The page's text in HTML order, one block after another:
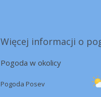
Więcej informacji o
Pogoda w okolicy
Pogoda Posev